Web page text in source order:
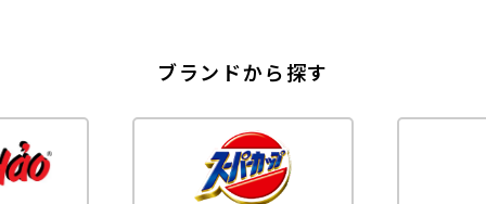
ブランドから探す